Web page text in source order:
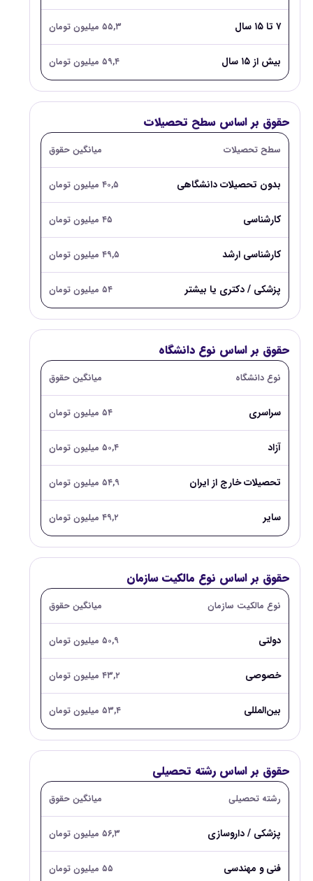
۷ تا ۱۵ سال ۵۵,۳ میلیون تومان
بیش از ۱۵ سال ۵۹,۴ میلیون تومان
حقوق بر اساس سطح تحصیلات
سطح تحصیلات میانگین حقوق
بدون تحصیلات دانشگاهی ۴۰,۵ میلیون تومان
کارشناسی ۴۵ میلیون تومان
کارشناسی ارشد ۴۹,۵ میلیون تومان
پزشکی / دکتری یا بیشتر ۵۴ میلیون تومان
حقوق بر اساس نوع دانشگاه
نوع دانشگاه میانگین حقوق
سراسری ۵۴ میلیون تومان
آزاد ۵۰,۴ میلیون تومان
تحصیلات خارج از ایران ۵۴,۹ میلیون تومان
سایر ۴۹,۲ میلیون تومان
حقوق بر اساس نوع مالکیت سازمان
نوع مالکیت سازمان میانگین حقوق
دولتی ۵۰,۹ میلیون تومان
خصوصی ۴۳,۲ میلیون تومان
بین‌المللی ۵۳,۴ میلیون تومان
حقوق بر اساس رشته تحصیلی
رشته تحصیلی میانگین حقوق
پزشکی / داروسازی ۵۶,۳ میلیون تومان
فنی و مهندسی ۵۵ میلیون تومان